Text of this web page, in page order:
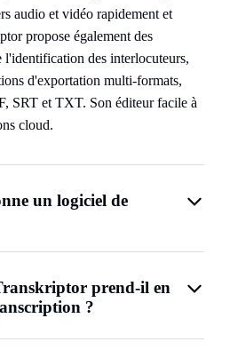
audio et vidéo rapidement et
propose également des
l'identification des interlocuteurs,
d'exportation multi-formats,
SRT et TXT. Son éditeur facile à
cloud.
un logiciel de
prend-il en
?